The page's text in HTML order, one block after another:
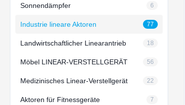
Sonnendämpfer 6
Industrie lineare Aktoren 77
Landwirtschaftlicher Linearantrieb 18
Möbel LINEAR-VERSTELLGERÄT 56
Medizinisches Linear-Verstellgerät 22
Aktoren für Fitnessgeräte 7